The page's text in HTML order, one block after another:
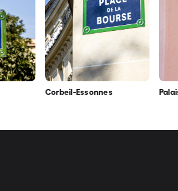
Corbeil-Essonnes